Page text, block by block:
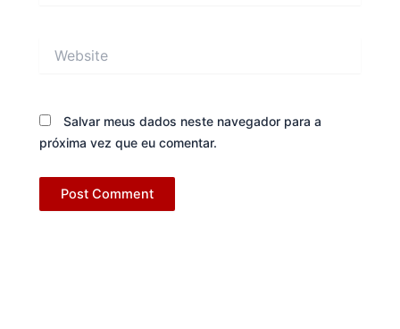
Salvar meus dados neste navegador para a
próxima vez que eu comentar.